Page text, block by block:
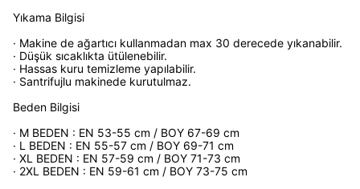
Yıkama Bilgisi
· Makine de ağartıcı kullanmadan max 30 derecede yıkanabilir.
· Düşük sıcaklıkta ütülenebilir.
· Hassas kuru temizleme yapılabilir.
· Santrifujlu makinede kurutulmaz.
Beden Bilgisi
· M BEDEN : EN 53-55 cm / BOY 67-69 cm
· L BEDEN : EN 55-57 cm / BOY 69-71 cm
· XL BEDEN : EN 57-59 cm / BOY 71-73 cm
· 2XL BEDEN : EN 59-61 cm / BOY 73-75 cm